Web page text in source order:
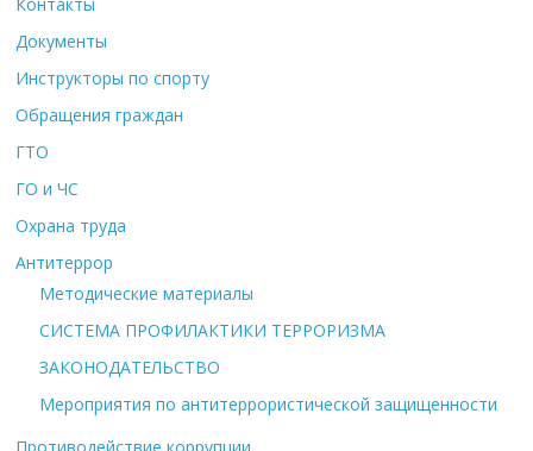
Документы
Инструкторы по спорту
Обращения граждан
ГТО
ГО и ЧС
Охрана труда
Антитеррор
Методические материалы
СИСТЕМА ПРОФИЛАКТИКИ ТЕРРОРИЗМА
ЗАКОНОДАТЕЛЬСТВО
Мероприятия по антитеррористической защищенности